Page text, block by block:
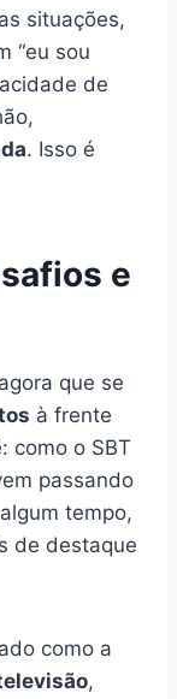
situações,
“eu sou
de
. Isso é
e
que se
à frente
como o SBT
passando
tempo,
de destaque
como a
,